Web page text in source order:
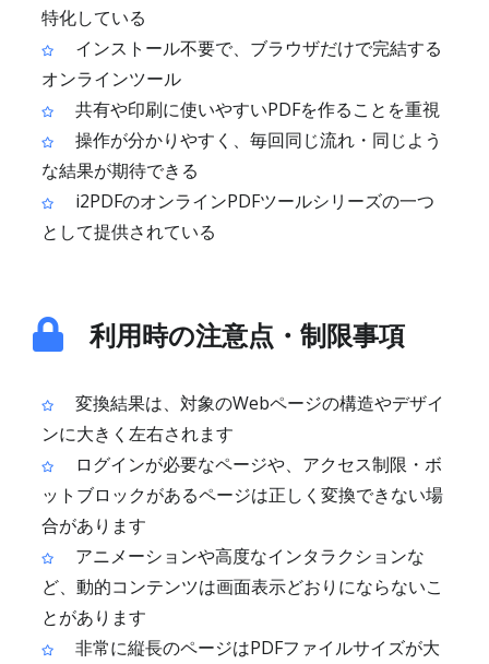
特化している
インストール不要で、ブラウザだけで完結する
オンラインツール
共有や印刷に使いやすいPDFを作ることを重視
操作が分かりやすく、毎回同じ流れ・同じよう
な結果が期待できる
i2PDFのオンラインPDFツールシリーズの一つ
として提供されている
利用時の注意点・制限事項
変換結果は、対象のWebページの構造やデザイ
ンに大きく左右されます
ログインが必要なページや、アクセス制限・ボ
ットブロックがあるページは正しく変換できない場
合があります
アニメーションや高度なインタラクションな
ど、動的コンテンツは画面表示どおりにならないこ
とがあります
非常に縦長のページはPDFファイルサイズが大